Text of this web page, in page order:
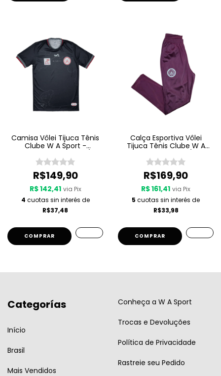
Camisa Vôlei Tijuca Tênis
Clube W A Sport -
- Preto
R$149,90
R$ 142,41 via Pix
4 cuotas sin interés de
R$37,48
COMPRAR
Calça Esportiva Vôlei
Tijuca Tênis Clube W A
Grená
R$169,90
R$ 161,41 via Pix
5 cuotas sin interés de
R$33,98
COMPRAR
Categorías
Início
Brasil
Mais Vendidos
Conheça a W A Sport
Trocas e Devoluções
Política de Privacidade
Rastreie seu Pedido